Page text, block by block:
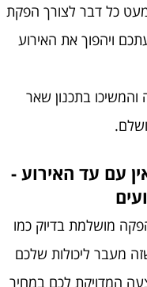
כל דבר לצורך הפקת
ויהפוך את האירוע
בתכנון שאר
עם עד האירוע -
מושלמת בדיוק כמו
מעבר ליכולות שלכם
המדויקת לכם במחיר